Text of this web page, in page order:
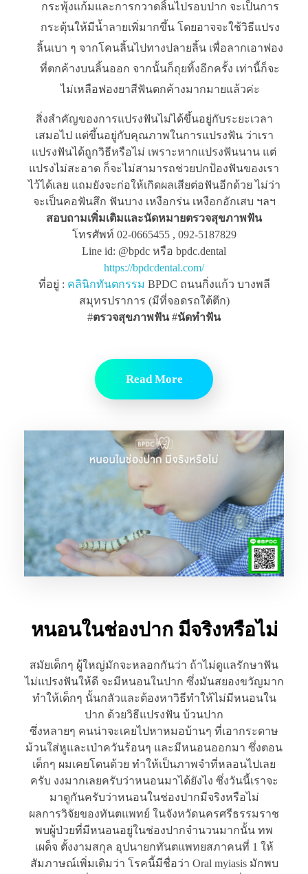
กระพุ้งแก้มและการกวาดลิ้นไปรอบปาก จะเป็นการ
กระตุ้นให้มีน้ำลายเพิ่มากขึ้น โดยอาจจะใช้วิธีแปรง
ลิ้นเบา ๆ จากโคนลิ้นไปทางปลายลิ้น เพื่อลากเอาฟอง
ที่ตกค้างบนลิ้นออก จากนั้นก็ถุยทิ้งอีกครั้ง เท่านี้ก็จะ
ไม่เหลือฟองยาสีฟันตกค้างมากมายแล้วค่ะ
สิ่งสำคัญของการแปรงฟันไม่ได้ขึ้นอยู่กับระยะเวลา
เสมอไป แต่ขึ้นอยู่กับคุณภาพในการแปรงฟัน ว่าเรา
แปรงฟันได้ถูกวิธีหรือไม่ เพราะหากแปรงฟันนาน แต่
แปรงไม่สะอาด ก็จะไม่สามารถช่วยปกป้องฟันของเรา
ไว้ได้เลย แถมยังจะก่อให้เกิดผลเสียต่อฟันอีกด้วย ไม่ว่า
จะเป็นคอฟันสึก ฟันบาง เหงือกร่น เหงือกอักเสบ ฯลฯ
สอบถามเพิ่มเติมและนัดหมายตรวจสุขภาพฟัน
โทรศัพท์ 02-0665455 , 092-5187829
Line id: @bpdc หรือ bpdc.dental
https://bpdcdental.com/
ที่อยู่ : คลินิกทันตกรรม BPDC ถนนกิ่งแก้ว บางพลี
สมุทรปราการ (มีที่จอดรถใต้ตึก)
#ตรวจสุขภาพฟัน#นัดทำฟัน
Read More
หนอนในช่องปาก มีจริงหรือไม่
สมัยเด็กๆ ผู้ใหญ่มักจะหลอกกันว่า ถ้าไม่ดูแลรักษาฟัน
ไม่แปรงฟันให้ดี จะมีหนอนในปาก ซึ่งมันสยองขวัญมาก
ทำให้เด็กๆ นั้นกลัวและต้องหาวิธีทำให้ไม่มีหนอนใน
ปาก ด้วยวิธีแปรงฟัน บ้วนปาก
ซึ่งหลายๆ คนน่าจะเคยไปหาหมอบ้านๆ ที่เอากระดาษ
ม้วนใส่หูและเป่าควันร้อนๆ และมีหนอนออกมา ซึ่งตอน
เด็กๆ ผมเคยโดนด้วย ทำให้เป็นภาพจำที่หลอนไปเลย
ครับ งงมากเลยครับว่าหนอนมาได้ยังไง ซึ่งวันนี้เราจะ
มาดูกันครับว่าหนอนในช่องปากมีจริงหรือไม่
ผลการวิจัยของทันตแพทย์ ในจังหวัดนครศรีธรรมราช
พบผู้ป่วยที่มีหนอนอยู่ในช่องปากจำนวนมากนั้น ทพ
เผด็จ ตั้งงามสกุล อุปนายกทันตแพทยสภาคนที่ 1 ให้
สัมภาษณ์เพิ่มเติมว่า โรคนี้มีชื่อว่า Oral myiasis มักพบ